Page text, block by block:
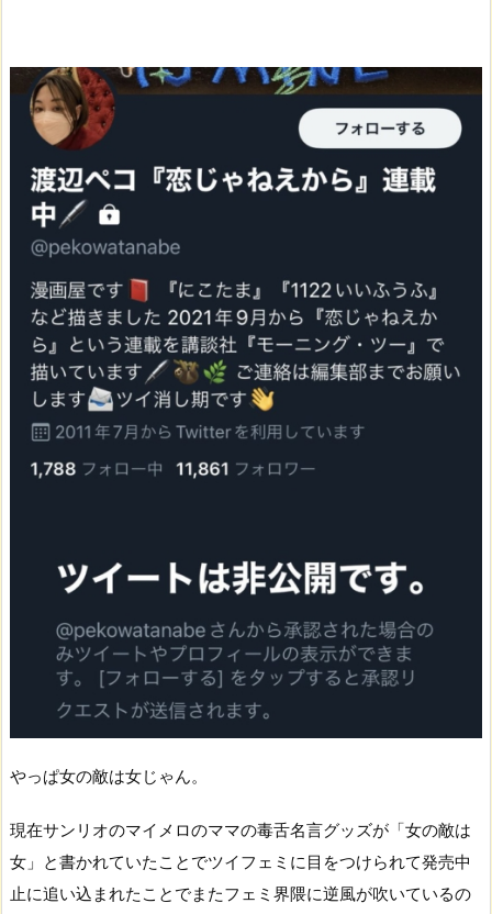
やっぱ女の敵は女じゃん。
現在サンリオのマイメロのママの毒舌名言グッズが「女の敵は
女」と書かれていたことでツイフェミに目をつけられて発売中
止に追い込まれたことでまたフェミ界隈に逆風が吹いているの